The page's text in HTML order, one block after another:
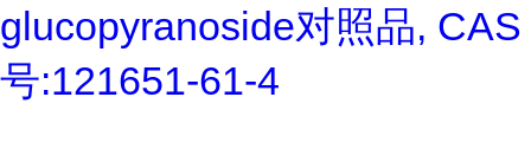
glucopyranoside对照品, CAS
号:121651-61-4